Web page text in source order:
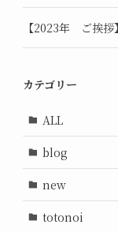
【2023年 ご挨拶】
カテゴリー
ALL
blog
new
totonoi